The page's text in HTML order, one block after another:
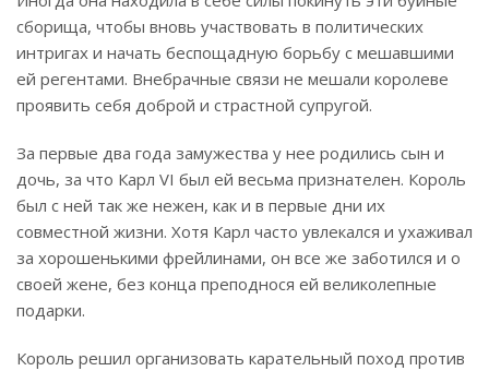
сборища, чтобы вновь участвовать в политических
интригах и начать беспощадную борьбу с мешавшими
ей регентами. Внебрачные связи не мешали королеве
проявить себя доброй и страстной супругой.
За первые два года замужества у нее родились сын и
дочь, за что Карл VI был ей весьма признателен. Король
был с ней так же нежен, как и в первые дни их
совместной жизни. Хотя Карл часто увлекался и ухаживал
за хорошенькими фрейлинами, он все же заботился и о
своей жене, без конца преподнося ей великолепные
подарки.
Король решил организовать карательный поход против